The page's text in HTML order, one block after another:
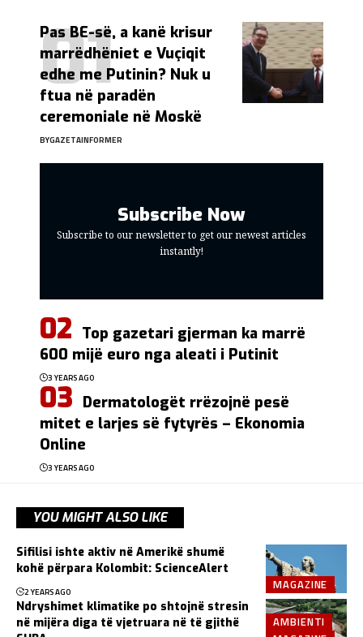
Pas BE-së, a kanë krisur
marrëdhëniet e Vuçiqit
edhe me Putinin? Nuk u
ftua në paradën
ceremoniale në Moskë
BYGAZETAINFORMER
Subscribe Now
Subscribe to our newsletter to get our newest articles
instantly!
Top gazetari gjerman ka marrë
600 mijë euro nga aleati i Putinit
3 YEARS AGO
Dermatologët rrëzojnë pesë
mitet e larjes së fytyrës – Ekonomia
Online
3 YEARS AGO
YOU MIGHT ALSO LIKE
MAGAZINE
Sifilisi ishte aktiv në Amerikë shumë
kohë përpara Kolombit: ScienceAlert
2 YEARS AGO
AMBIENTI
Ndryshimet klimatike po shtojnë stresin
në mijëra diga të vjetruara në të gjithë